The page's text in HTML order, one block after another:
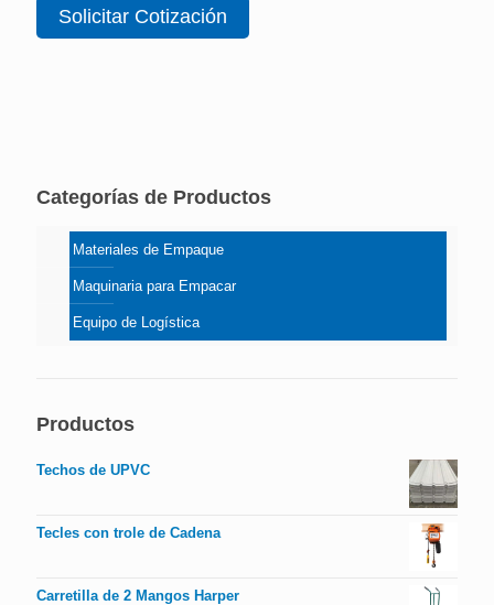
Solicitar Cotización
Categorías de Productos
Materiales de Empaque
Maquinaria para Empacar
Equipo de Logística
Productos
Techos de UPVC
Tecles con trole de Cadena
Carretilla de 2 Mangos Harper